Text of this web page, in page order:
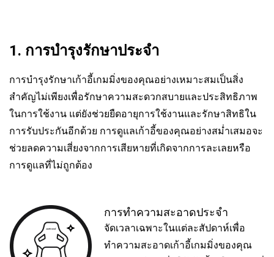
1. การบำรุงรักษาประจำ
การบำรุงรักษาเก้าอี้เกมมิ่งของคุณอย่างเหมาะสมเป็นสิ่ง
สำคัญไม่เพียงเพื่อรักษาความสะดวกสบายและประสิทธิภาพ
ในการใช้งาน แต่ยังช่วยยืดอายุการใช้งานและรักษาสิทธิใน
การรับประกันอีกด้วย การดูแลเก้าอี้ของคุณอย่างสม่ำเสมอจะ
ช่วยลดความเสี่ยงจากการเสียหายที่เกิดจากการละเลยหรือ
การดูแลที่ไม่ถูกต้อง
การทำความสะอาดประจำ
จัดเวลาเฉพาะในแต่ละสัปดาห์เพื่อ
ทำความสะอาดเก้าอี้เกมมิ่งของคุณ